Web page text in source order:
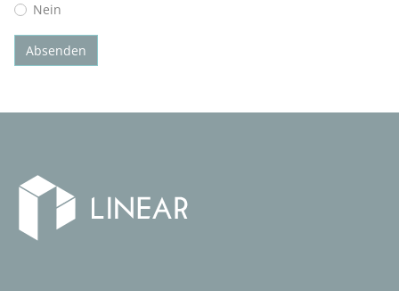
Nein
Absenden